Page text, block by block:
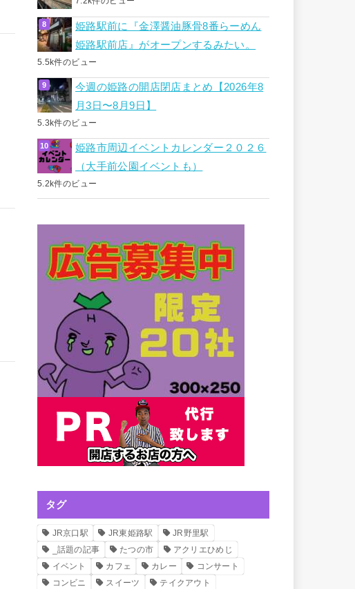
姫路駅前に『金澤醤油豚骨8番らーめん
姫路駅前店』がオープンするみたい。
5.5k件のビュー
今週の姫路の開店閉店まとめ【2026年8
月3日〜8月9日】
5.3k件のビュー
姫路市周辺イベントカレンダー２０２６
（大手前公園イベントも）
5.2k件のビュー
タグ
JR京口駅 JR東姫路駅
JR野里駅
_話題の記事
たつの市
アクリエひめじ
イベント
カフェ カレー
コンサート
コンビニ
スイーツ テイクアウト